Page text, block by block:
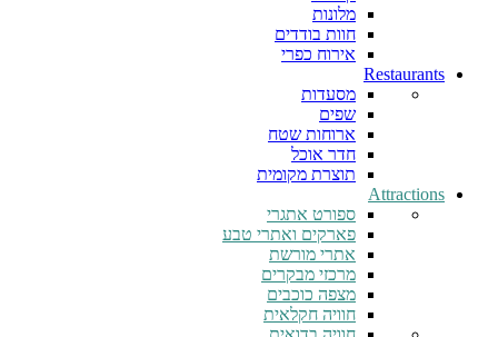
מלונות
חוות בודדים
אירוח כפרי
Restaurants
מסעדות
שפים
ארוחות שטח
חדר אוכל
תוצרת מקומית
Attractions
ספורט אתגרי
פארקים ואתרי טבע
אתרי מורשת
מרכזי מבקרים
מצפה כוכבים
חוויה חקלאית